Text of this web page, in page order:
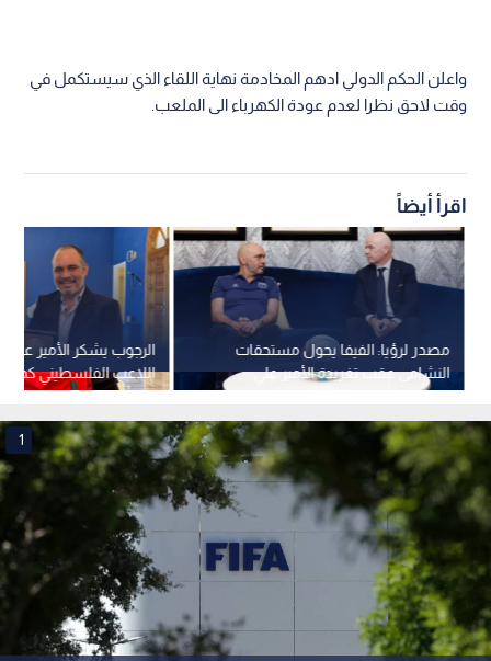
واعلن الحكم الدولي ادهم المخادمة نهاية اللقاء الذي سيستكمل في
وقت لاحق نظرا لعدم عودة الكهرباء الى الملعب.
اقرأ أيضاً
الرجوب يشكر
اللاعب الفلسطيني
مصدر لرؤيا: الفيفا يحول مستحقات
النشامى عقب تغريدة الأمير علي
1